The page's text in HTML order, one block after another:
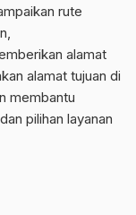
rute
alamat
alamat tujuan di
membantu
pilihan layanan